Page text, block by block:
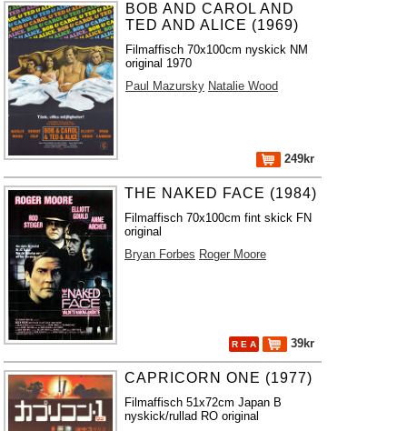
BOB AND CAROL AND
TED AND ALICE (1969)
Filmaffisch 70x100cm nyskick NM
original 1970
Paul Mazursky Natalie Wood
249kr
THE NAKED FACE (1984)
Filmaffisch 70x100cm fint skick FN
original
Bryan Forbes Roger Moore
R E A 39kr
CAPRICORN ONE (1977)
Filmaffisch 51x72cm Japan B
nyskick/rullad RO original